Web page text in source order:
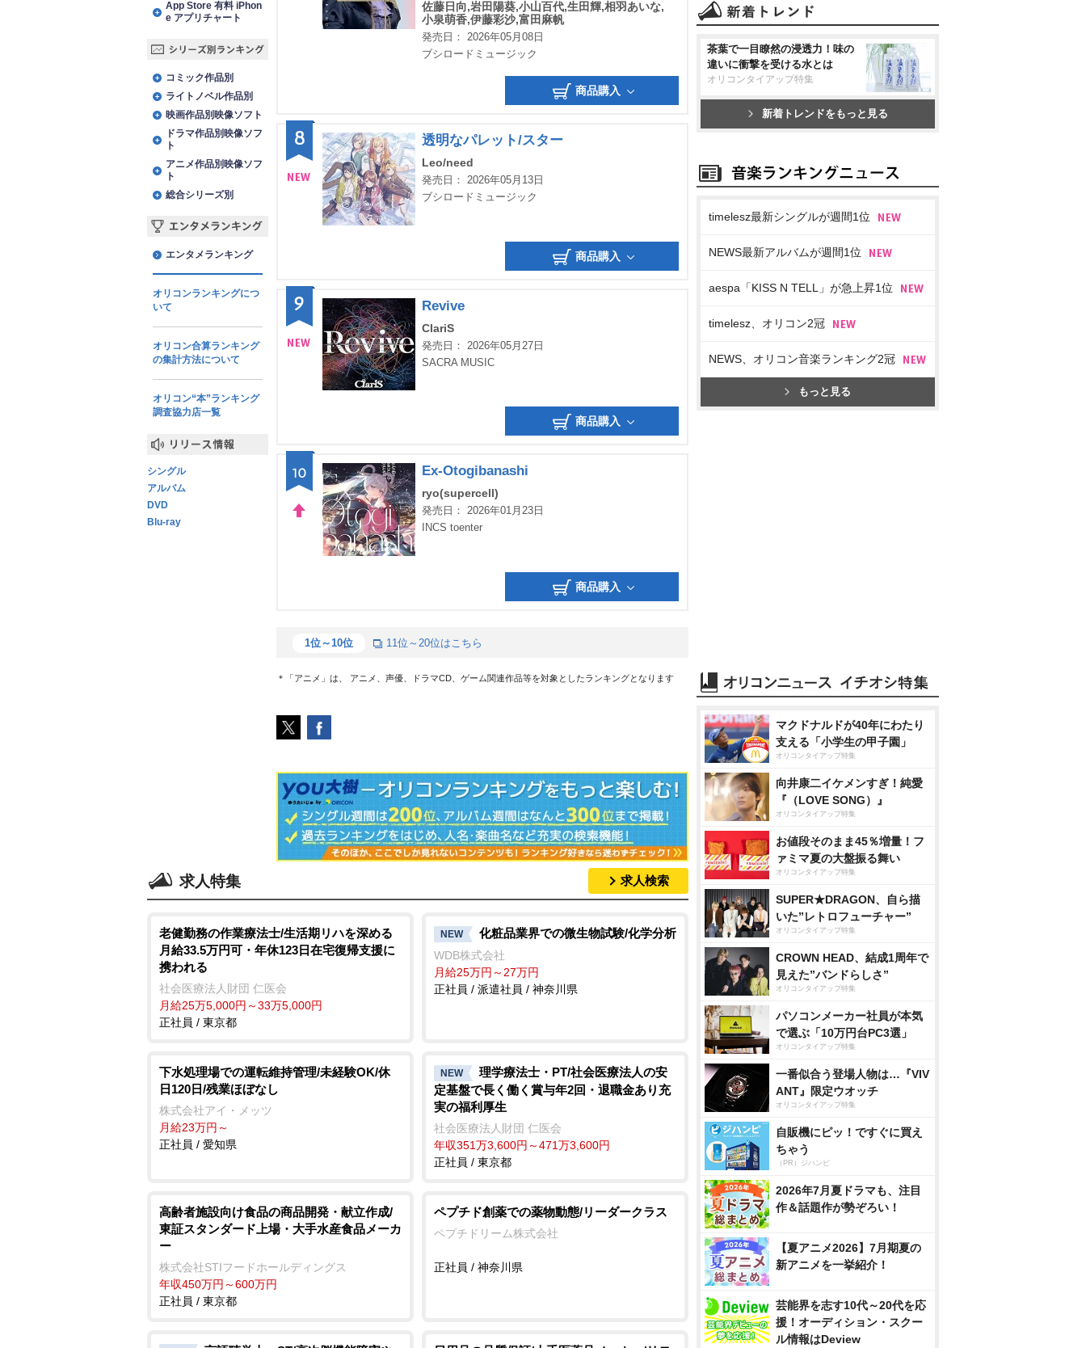
佐藤日向,岩田陽葵,小山百代,生田輝,相羽あいな,
小泉萌香,伊藤彩沙,富田麻帆
発売日： 2026年05月08日
ブシロードミュージック
商品購入
8 透明なパレット/スター
Leo/need
発売日： 2026年05月13日
ブシロードミュージック
商品購入
9 Revive
ClariS
発売日： 2026年05月27日
SACRA MUSIC
商品購入
10 Ex-Otogibanashi
ryo(supercell)
発売日： 2026年01月23日
INCS toenter
商品購入
1位～10位 11位～20位はこちら
＊「アニメ」は、 アニメ、声優、ドラマCD、ゲーム関連作品等を対象としたランキングとなります
App Store 有料 iPhon
e アプリチャート
コミック作品別
ライトノベル作品別
映画作品別映像ソフト
ドラマ作品別映像ソフ
ト
アニメ作品別映像ソフ
ト
総合シリーズ別
エンタメランキング
オリコンランキングにつ
いて
オリコン合算ランキング
の集計方法について
オリコン“本”ランキング
調査協力店一覧
シングル
アルバム
DVD
Blu-ray
求人特集 求人検索
老健勤務の作業療法士/生活期リハを深める
月給33.5万円可・年休123日在宅復帰支援に
携われる
社会医療法人財団 仁医会
月給25万5,000円～33万5,000円
正社員 / 東京都
NEW 化粧品業界での微生物試験/化学分析
WDB株式会社
月給25万円～27万円
正社員 / 派遣社員 / 神奈川県
下水処理場での運転維持管理/未経験OK/休
日120日/残業ほぼなし
株式会社アイ・メッツ
月給23万円～
正社員 / 愛知県
NEW
理学療法士・PT/社会医療法人の安
定基盤で長く働く賞与年2回・退職金あり充
実の福利厚生
社会医療法人財団 仁医会
年収351万3,600円～471万3,600円
正社員 / 東京都
高齢者施設向け食品の商品開発・献立作成/
東証スタンダード上場・大手水産食品メーカ
ー
株式会社STIフードホールディングス
年収450万円～600万円
正社員 / 東京都
ペプチド創薬での薬物動態/リーダークラス
ペプチドリーム株式会社
正社員 / 神奈川県
茶葉で一目瞭然の浸透力！味の
違いに衝撃を受ける水とは
オリコンタイアップ特集
新着トレンドをもっと見る
timelesz最新シングルが週間1位
NEWS最新アルバムが週間1位
aespa「KISS N TELL」が急上昇1位
timelesz、オリコン2冠
NEWS、オリコン音楽ランキング2冠
もっと見る
マクドナルドが40年にわたり
支える「小学生の甲子園」
オリコンタイアップ特集
向井康二イケメンすぎ！純愛
『（LOVE SONG）』
オリコンタイアップ特集
お値段そのまま45％増量！フ
ァミマ夏の大盤振る舞い
オリコンタイアップ特集
SUPER★DRAGON、自ら描
いた”レトロフューチャー”
オリコンタイアップ特集
CROWN HEAD、結成1周年で
見えた”バンドらしさ”
オリコンタイアップ特集
パソコンメーカー社員が本気
で選ぶ「10万円台PC3選」
オリコンタイアップ特集
一番似合う登場人物は…『VIV
ANT』限定ウオッチ
オリコンタイアップ特集
自販機にピッ！ですぐに買え
ちゃう
（PR）ジハンピ
2026年7月夏ドラマも、注目
作＆話題作が勢ぞろい！
【夏アニメ2026】7月期夏の
新アニメを一挙紹介！
芸能界を志す10代～20代を応
援！オーディション・スクー
ル情報はDeview